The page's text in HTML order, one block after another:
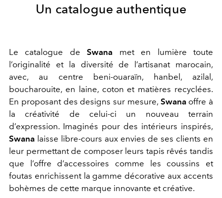
Un catalogue authentique
Le catalogue deSwana met en lumière toute
l’originalité et la diversité de l’artisanat marocain,
avec, au centre beni-ouaraïn, hanbel, azilal,
boucharouite, en laine, coton et matières recyclées.
En proposant des designs sur mesure, Swanaoffre à
la créativité de celui-ci un nouveau terrain
d’expression. Imaginés pour des intérieurs inspirés,
Swana laisse libre-cours aux envies de ses clients en
leur permettant de composer leurs tapis rêvés tandis
que l’offre d’accessoires comme les coussins et
foutas enrichissent la gamme décorative aux accents
bohèmes de cette marque innovante et créative.